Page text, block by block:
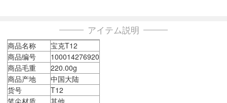
アイテム説明
商品名称
宝克T12
商品编号
100014276920
商品毛重
220.00g
商品产地
中国大陆
货号
T12
笔尖材质
其他